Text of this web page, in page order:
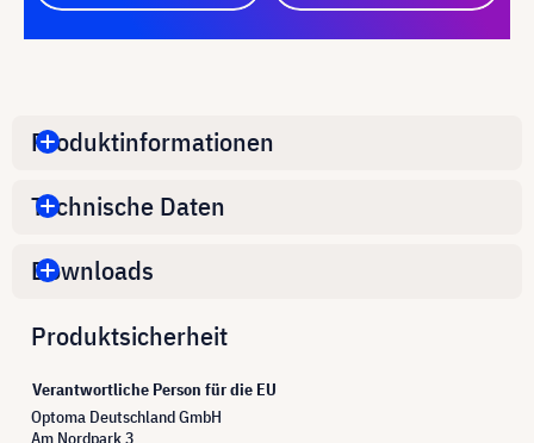
Produktinformationen
Technische Daten
Downloads
Produktsicherheit
Verantwortliche Person für die EU
Optoma Deutschland GmbH
Am Nordpark 3